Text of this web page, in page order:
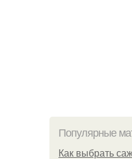
Популярные
Как выбрать